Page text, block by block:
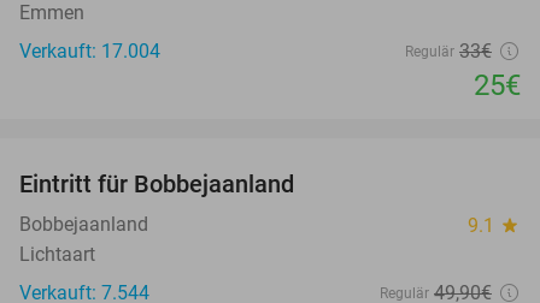
Emmen
Verkauft: 17.004
Regulär 33€
25€
Eintritt für Bobbejaanland
Bobbejaanland 9.1 star
Lichtaart
Verkauft: 7.544
Regulär 49,90€